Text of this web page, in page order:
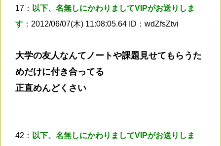
17： 以下、名無しにかわりましてVIPがお送りしま
す ：2012/06/07(木) 11:08:05.64 ID：wdZfsZtvi
大学の友人なんてノートや課題見せてもらうた
めだけに付き合ってる
正直めんどくさい
42： 以下、名無しにかわりましてVIPがお送りしま